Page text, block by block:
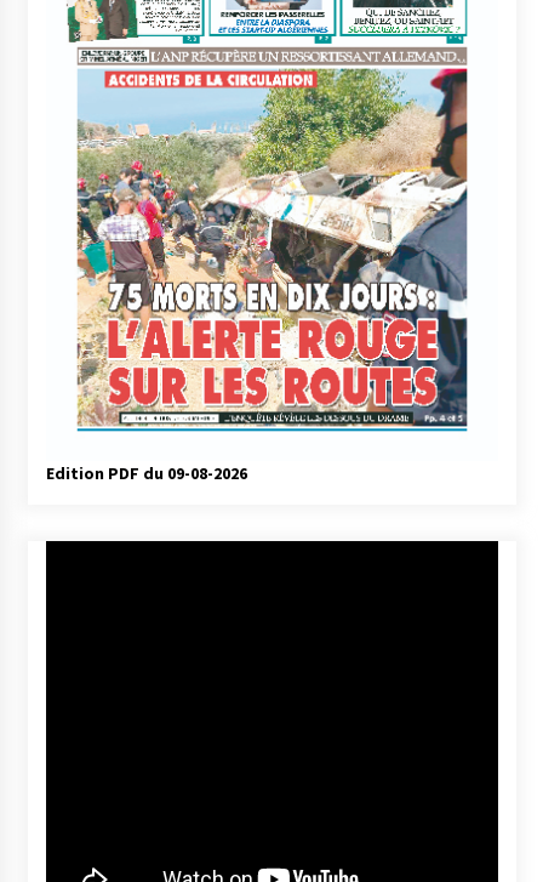
Edition PDF du 09-08-2026